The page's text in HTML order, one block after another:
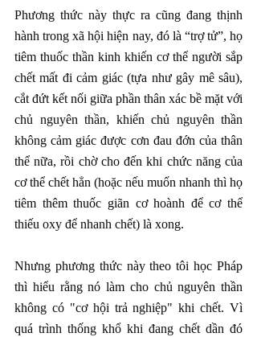
Phương thức này thực ra cũng đang thịnh
hành trong xã hội hiện nay, đó là “trợ tử”, họ
tiêm thuốc thần kinh khiến cơ thể người sắp
chết mất đi cảm giác (tựa như gây mê sâu),
cắt đứt kết nối giữa phần thân xác bề mặt với
chủ nguyên thần, khiến chủ nguyên thần
không cảm giác được cơn đau đớn của thân
thể nữa, rồi chờ cho đến khi chức năng của
cơ thể chết hẳn (hoặc nếu muốn nhanh thì họ
tiêm thêm thuốc giãn cơ hoành để cơ thể
thiếu oxy để nhanh chết) là xong.
Nhưng phương thức này theo tôi học Pháp
thì hiểu rằng nó làm cho chủ nguyên thần
không có "cơ hội trả nghiệp" khi chết. Vì
quá trình thống khổ khi đang chết dần đó